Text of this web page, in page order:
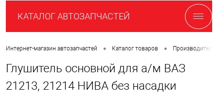
КАТАЛОГ АВТОЗАПЧАСТЕЙ
Интернет-магазин автозапчастей • Каталог товаров • Производители
Глушитель основной для а/м ВАЗ
21213, 21214 НИВА без насадки